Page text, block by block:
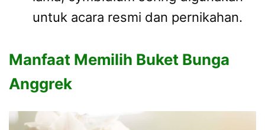
untuk acara resmi dan pernikahan.
Manfaat Memilih Buket Bunga
Anggrek